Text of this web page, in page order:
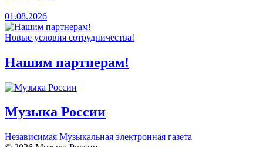
01.08.2026
Новые условия сотрудничества!
Нашим партнерам!
Музыка России
Независимая Музыкальная электронная газета